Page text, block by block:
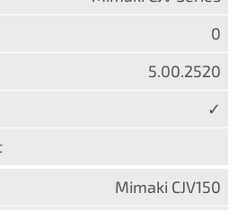
0
5.00.2520
✓
Mimaki CJV150